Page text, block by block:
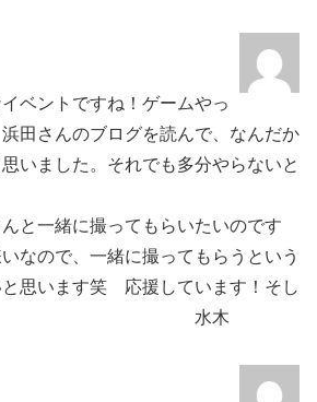
ベントですね！ゲームやっ
田さんのブログを読んで、なんだか
いました。それでも多分やらないと
と一緒に撮ってもらいたいのです
なので、一緒に撮ってもらうという
思います笑 応援しています！そし
です！ 水木